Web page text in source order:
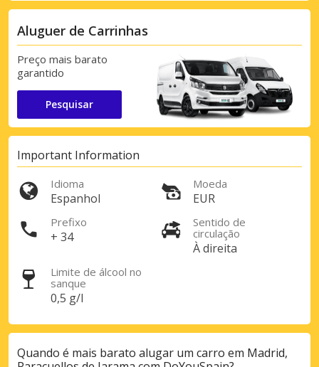
Aluguer de Carrinhas
Preço mais barato
garantido
Pesquisar
Important Information
Idioma
Espanhol
Moeda
EUR
Prefixo
+ 34
Sentido de
circulação
À direita
Limite de álcool no
sanque
0,5 g/l
Quando é mais barato alugar um carro em Madrid,